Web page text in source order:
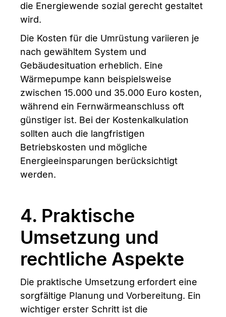
die Energiewende sozial gerecht gestaltet
wird.
Die Kosten für die Umrüstung variieren je
nach gewähltem System und
Gebäudesituation erheblich. Eine
Wärmepumpe kann beispielsweise
zwischen 15.000 und 35.000 Euro kosten,
während ein Fernwärmeanschluss oft
günstiger ist. Bei der Kostenkalkulation
sollten auch die langfristigen
Betriebskosten und mögliche
Energieeinsparungen berücksichtigt
werden.
4. Praktische
Umsetzung und
rechtliche Aspekte
Die praktische Umsetzung erfordert eine
sorgfältige Planung und Vorbereitung. Ein
wichtiger erster Schritt ist die